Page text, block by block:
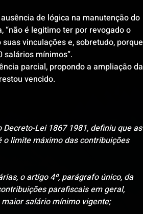
de lógica na manutenção do
“não é legitimo ter por revogado o
vinculações e, sobretudo, porque
salários mínimos”.
parcial, propondo a ampliação da
vencido.
Lei 1867 1981, definiu que as
o limite máximo das contribuições
o artigo 4º, parágrafo único, da
parafiscais em geral,
salário mínimo vigente;